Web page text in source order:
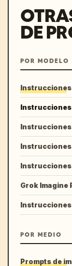
DE
POR MODELO
Instrucciones
Instrucciones
Instrucciones
Instrucciones
Instrucciones
Grok Imagine
Instrucciones
POR MEDIO
Prompts de